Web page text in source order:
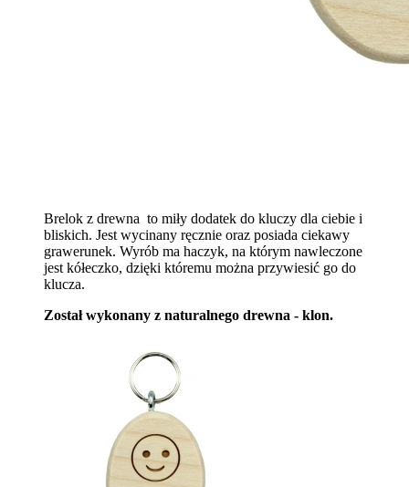
Brelok z drewna to miły dodatek do kluczy dla ciebie i
bliskich. Jest wycinany ręcznie oraz posiada ciekawy
grawerunek. Wyrób ma haczyk, na którym nawleczone
jest kółeczko, dzięki któremu można przywiesić go do
klucza.
Został wykonany z naturalnego drewna - klon.